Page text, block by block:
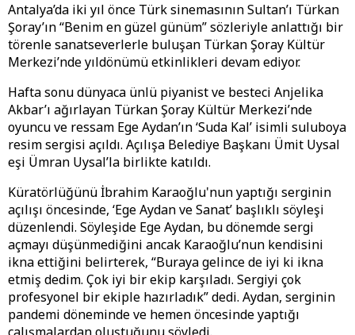
Antalya’da iki yıl önce Türk sinemasının Sultan’ı Türkan
Şoray’ın “Benim en güzel günüm” sözleriyle anlattığı bir
törenle sanatseverlerle buluşan Türkan Şoray Kültür
Merkezi’nde yıldönümü etkinlikleri devam ediyor.
Hafta sonu dünyaca ünlü piyanist ve besteci Anjelika
Akbar’ı ağırlayan Türkan Şoray Kültür Merkezi’nde
oyuncu ve ressam Ege Aydan’ın ‘Suda Kal’ isimli suluboya
resim sergisi açıldı. Açılışa Belediye Başkanı Ümit Uysal
eşi Ümran Uysal’la birlikte katıldı.
Küratörlüğünü İbrahim Karaoğlu'nun yaptığı serginin
açılışı öncesinde, ‘Ege Aydan ve Sanat’ başlıklı söyleşi
düzenlendi. Söyleşide Ege Aydan, bu dönemde sergi
açmayı düşünmediğini ancak Karaoğlu’nun kendisini
ikna ettiğini belirterek, “Buraya gelince de iyi ki ikna
etmiş dedim. Çok iyi bir ekip karşıladı. Sergiyi çok
profesyonel bir ekiple hazırladık” dedi. Aydan, serginin
pandemi döneminde ve hemen öncesinde yaptığı